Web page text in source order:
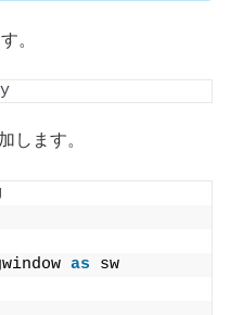
。
します。
as sw